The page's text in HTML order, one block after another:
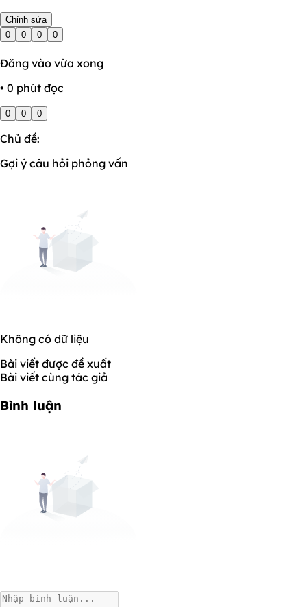
Chỉnh sửa
0
0 0 0
Đăng vào vừa xong
• 0 phút đọc
0 0 0
Chủ đề:
Gợi ý câu hỏi phỏng vấn
Không có dữ liệu
Bài viết được đề xuất
Bài viết cùng tác giả
Bình luận